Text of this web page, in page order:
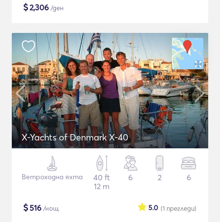
$2,306 /ден
X-Yachts of Denmark X-40
Ветроходна яхта
40 ft
12 m
6 2 6
$516 /нощ (1 прегледи)
5.0